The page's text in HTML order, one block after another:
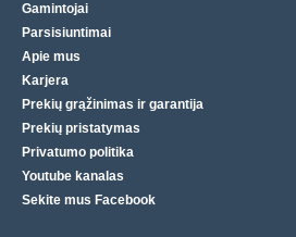
Gamintojai
Parsisiuntimai
Apie mus
Karjera
Prekių grąžinimas ir garantija
Prekių pristatymas
Privatumo politika
Youtube kanalas
Sekite mus Facebook